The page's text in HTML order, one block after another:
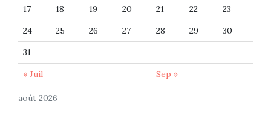
août 2026
17
18 19 20 21 22
23
24
25 26 27 28 29
30
31
« Juil
Sep »